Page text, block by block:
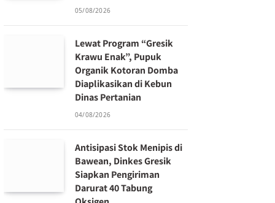
05/08/2026
Lewat Program “Gresik
Krawu Enak”, Pupuk
Organik Kotoran Domba
Diaplikasikan di Kebun
Dinas Pertanian
04/08/2026
Antisipasi Stok Menipis di
Bawean, Dinkes Gresik
Siapkan Pengiriman
Darurat 40 Tabung